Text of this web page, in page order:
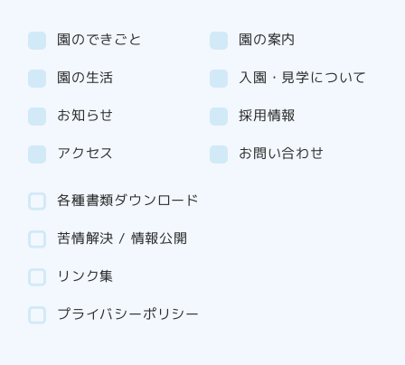
園のできごと
園の案内
園の生活
入園・見学について
お知らせ
採用情報
アクセス
お問い合わせ
各種書類ダウンロード
苦情解決 / 情報公開
リンク集
プライバシーポリシー